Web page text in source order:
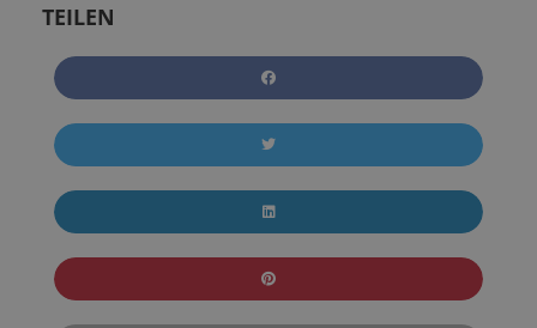
TEILEN